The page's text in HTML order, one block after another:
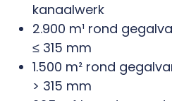
kanaalwerk
2.900 m¹ rond
≤ 315 mm
1.500 m² rond
> 315 mm